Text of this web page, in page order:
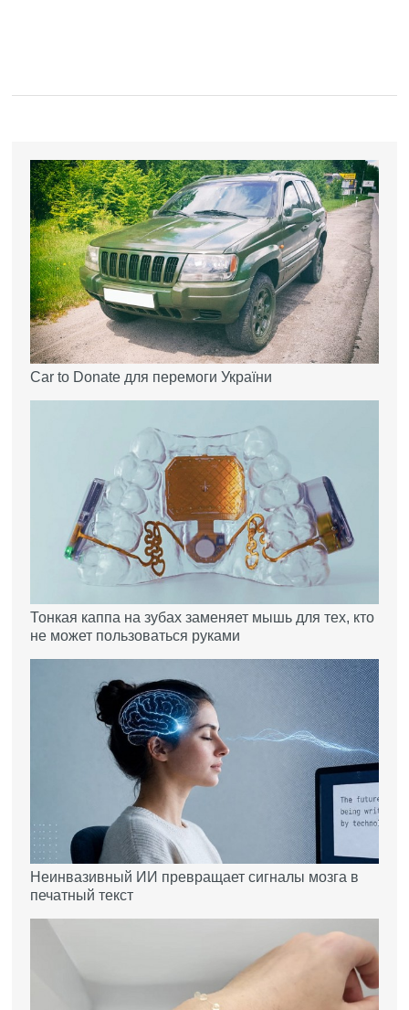
Car to Donate для перемоги України
Тонкая каппа на зубах заменяет мышь для тех, кто
не может пользоваться руками
Неинвазивный ИИ превращает сигналы мозга в
печатный текст